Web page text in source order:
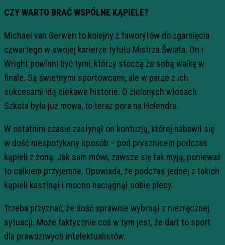
CZY WARTO BRAĆ WSPÓLNE KĄPIELE?
Michael van Gerwen to kolejny z faworytów do zgarnięcia
czwartego w swojej karierze tytułu Mistrza Świata. On i
Wright powinni być tymi, którzy stoczą ze sobą walkę w
finale. Są świetnymi sportowcami, ale w parze z ich
sukcesami idą ciekawe historie. O zielonych włosach
Szkota była już mowa, to teraz pora na Holendra.
W ostatnim czasie zasłynął on kontuzją, której nabawił się
w dość niespotykany sposób – pod prysznicem podczas
kąpieli z żoną. Jak sam mówi, zawsze się tak myją, ponieważ
to całkiem przyjemne. Opowiada, że podczas jednej z takich
kąpieli kaszlnął i mocno naciągnął sobie plecy.
Trzeba przyznać, że dość sprawnie wybrnął z niezręcznej
sytuacji. Może faktycznie coś w tym jest, że dart to sport
dla prawdziwych intelektualistów.